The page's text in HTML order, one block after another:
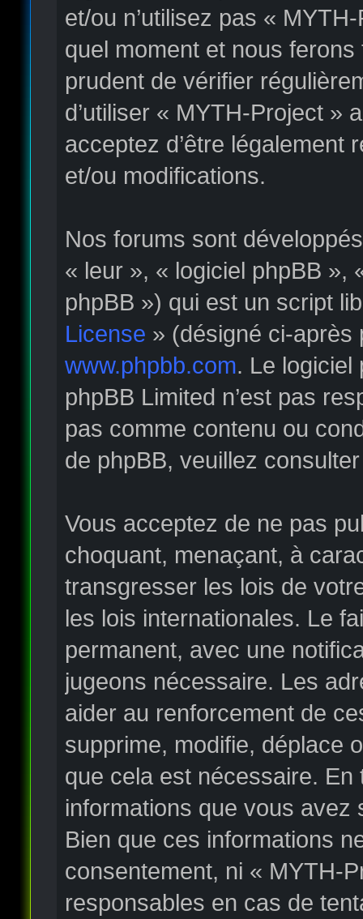
et/ou n’utilisez pas «
quel moment et nous
prudent de vérifier
d’utiliser « MYTH-Project »
acceptez d’être légalement
et/ou modifications.
Nos forums sont
« leur », « logiciel phpBB »,
phpBB ») qui est un script
License » (désigné ci-après
www.phpbb.com. Le logiciel
phpBB Limited n’est pas
pas comme contenu ou
de phpBB, veuillez
Vous acceptez de ne pas
choquant, menaçant, à
transgresser les lois de
les lois internationales. Le
permanent, avec une
jugeons nécessaire. Les
aider au renforcement de
supprime, modifie, déplace
que cela est nécessaire.
informations que vous
Bien que ces informations
consentement, ni « MYTH-
responsables en cas de